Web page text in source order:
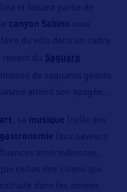
et faisant partie de
le canyon Sabino vous
du vélo dans un cadre
du Saguaro
de saguaros géants
atteint son apogée…
art , sa musique (celle des
gastronomie (aux saveurs
amérindiennes,
celles des colons qui
dans les années